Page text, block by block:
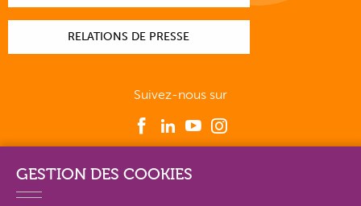
RELATIONS DE PRESSE
Suivez-nous sur
PLAN DU SITE EN DÉTAIL
GESTION DES COOKIES